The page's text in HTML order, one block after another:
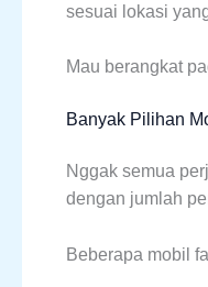
sesuai lokasi
Mau berangkat
Banyak Pilihan
Nggak semua
dengan jumlah
Beberapa mobil